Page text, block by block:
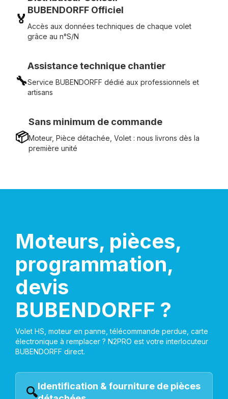
🏅
BUBENDORFF Officiel
Accès aux données techniques de chaque volet
grâce au n°S/N
🔧
Assistance technique chantier
Service BUBENDORFF dédié aux professionnels et
artisans
📦
Sans minimum de commande
Moteur, Pièce détachée, Volet : nous livrons dès la
première unité
Moteurs, pièces,
programmation,
devis
BUBENDORFF ?
Volet HS, moteur en panne, télécommande perdue, carte
électronique à remplacer ? N2PRO est votre interlocuteur
BUBENDORFF direct.
🔍Identification & fourniture de pièces